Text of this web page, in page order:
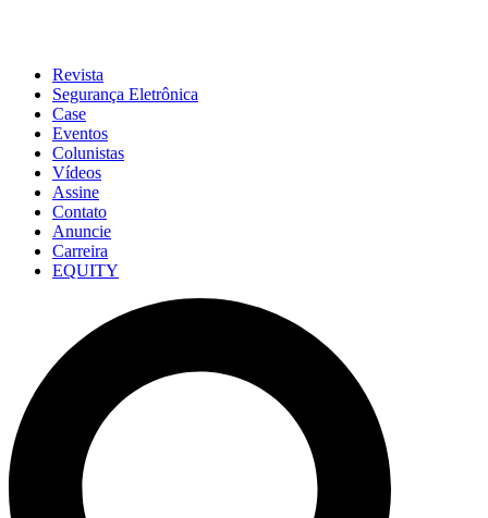
Revista
Segurança Eletrônica
Case
Eventos
Colunistas
Vídeos
Assine
Contato
Anuncie
Carreira
EQUITY